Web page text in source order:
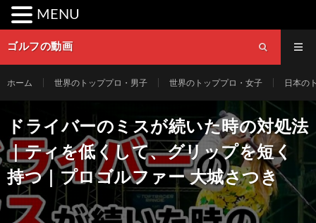
ゴルフの動画
ホーム 世界のトッププロ・男子 世界のトッププロ・女子 日本の
ドライバーのミスが続いた時の対処法
｜ティを低くして、グリップを短く
持つ｜プロゴルファー 大城さつき
MENU